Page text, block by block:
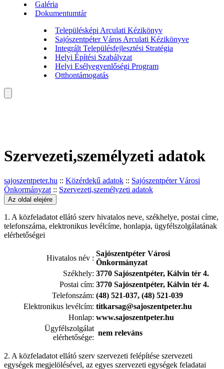
Galéria
Dokumentumtár
Településképi Arculati Kézikönyv
Sajószentpéter Város Arculati Kézikönyve
Integrált Településfejlesztési Stratégia
Helyi Építési Szabályzat
Helyi Esélyegyenlőségi Program
Otthontámogatás
Szervezeti,személyzeti adatok
sajoszentpeter.hu :: Közérdekű adatok :: Sajószentpéter Városi
Önkormányzat :: Szervezeti,személyzeti adatok
Az oldal elejére
1. A közfeladatot ellátó szerv hivatalos neve, székhelye, postai címe,
telefonszáma, elektronikus levélcíme, honlapja, ügyfélszolgálatának
elérhetőségei
Hivatalos név :
Sajószentpéter Városi
Önkormányzat
Székhely: 3770 Sajószentpéter, Kálvin tér 4.
Postai cím: 3770 Sajószentpéter, Kálvin tér 4.
Telefonszám: (48) 521-037, (48) 521-039
Elektronikus levélcím: titkarsag@sajoszentpeter.hu
Honlap: www.sajoszentpeter.hu
Ügyfélszolgálat
elérhetősége:
nem releváns
2. A közfeladatot ellátó szerv szervezeti felépítése szervezeti
egységek megjelölésével, az egyes szervezeti egységek feladatai